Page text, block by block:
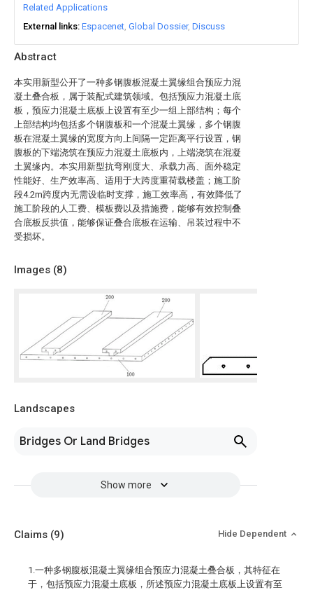
Abstract
本实用新型公开了一种多钢腹板混凝土翼缘组合预应力混
凝土叠合板，属于装配式建筑领域。包括预应力混凝土底
板，预应力混凝土底板上设置有至少一组上部结构；每个
上部结构均包括多个钢腹板和一个混凝土翼缘，多个钢腹
板在混凝土翼缘的宽度方向上间隔一定距离平行设置，钢
腹板的下端浇筑在预应力混凝土底板内，上端浇筑在混凝
土翼缘内。本实用新型抗弯刚度大、承载力高、面外稳定
性能好、生产效率高、适用于大跨度重荷载楼盖；施工阶
段4.2m跨度内无需设临时支撑，施工效率高，有效降低了
施工阶段的人工费、模板费以及措施费，能够有效控制叠
合底板反拱值，能够保证叠合底板在运输、吊装过程中不
受损坏。
Images (8)
Landscapes
Bridges Or Land Bridges
Show more
Related Applications
External links Espacenet Global Dossier Discuss
Claims (9) Hide Dependent
1.一种多钢腹板混凝土翼缘组合预应力混凝土叠合板，其特征在
于，包括预应力混凝土底板，所述预应力混凝土底板上设置有至